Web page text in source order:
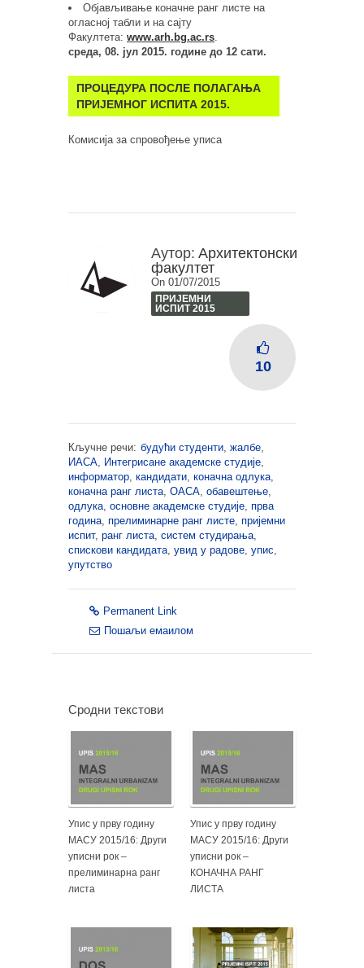
Објављивање коначне ранг листе на
огласној табли и на сајту
Факултета: www.arh.bg.ac.rs
среда, 08. јул 2015. године до 12 сати.
ПРОЦЕДУРА ПОСЛЕ ПОЛАГАЊА
ПРИЈЕМНОГ ИСПИТА 2015.
Комисија за спровођење уписа
Аутор: Архитектонски
факултет
On 01/07/2015
ПРИЈЕМНИ
ИСПИТ 2015
10
Кључне речи: будући студенти жалбе
ИАСА
Интегрисане академске студије
информатор кандидати коначна одлука
коначна ранг листа ОАСА обавештење
одлука основне академске студије прва
година прелиминарне ранг листе пријемни
испит, ранг листа систем студирања
спискови кандидата увид у радове упис
упутство
Permanent Link
Пошаљи емаилом
Сродни текстови
Упис у прву годину
МАСУ 2015/16: Други
уписни рок –
прелиминарна ранг
листа
Упис у прву годину
МАСУ 2015/16: Други
уписни рок –
КОНАЧНА РАНГ
ЛИСТА